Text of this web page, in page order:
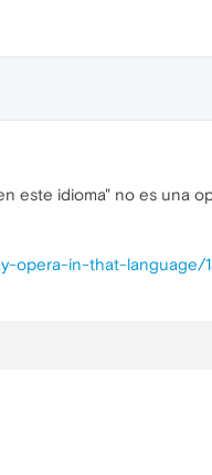
este idioma" no es una
opera-in-that-language/